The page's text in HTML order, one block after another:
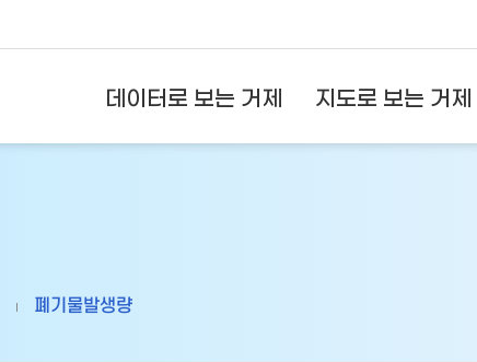
데이터로 보는 거제 지도로 보는 거제
폐기물발생량